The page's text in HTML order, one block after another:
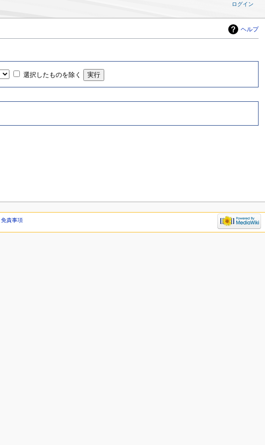
ヘルプ
選択したものを除く
ログイン
免責事項